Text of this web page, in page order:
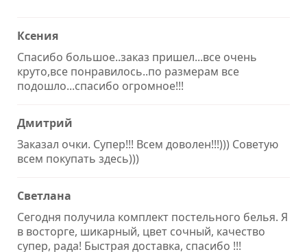
Ксения
Спасибо большое..заказ пришел...все очень
круто,все понравилось..по размерам все
подошло...спасибо огромное!!!
Дмитрий
Заказал очки. Супер!!! Всем доволен!!!))) Советую
всем покупать здесь)))
Светлана
Сегодня получила комплект постельного белья. Я
в восторге, шикарный, цвет сочный, качество
супер, рада! Быстрая доставка, спасибо !!!